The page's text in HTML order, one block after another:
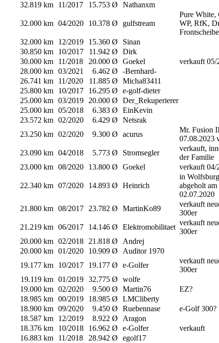
32.819 km
11/2017 15.753 Ø Nathanxm
32.000 km 04/2020 10.378 Ø gulfstream
Pure White,
WP, RfK,
Frontscheibe
32.000 km
12/2019 15.360 Ø
Sinan
30.850 km
10/2017 11.942 Ø
Dirk
30.000 km
11/2018 20.000 Ø Goekel
verkauft 05/
28.000 km 03/2021 6.462 Ø
-Bernhard-
26.741 km
11/2020 11.885 Ø
Micha83411
25.800 km
10/2017 16.295 Ø
e-golf-dieter
25.000 km 03/2019 20.000 Ø
Der_Rekuperierer
25.000 km 05/2018 6.383 Ø
EinKevin
23.572 km 02/2020 6.429 Ø
Netsrak
23.250 km 02/2020 9.300 Ø acurus
Mr. Fusion
07.08.2023
23.090 km 04/2018 5.773 Ø Stromsegler
verkauft,
der Familie
23.000 km 08/2020 13.800 Ø Goekel verkauft 04/
22.340 km 07/2020 14.893 Ø Heinrich
in Wolfsburg
abgeholt am
02.07.2020
21.800 km 08/2017 23.782 Ø MartinKo89
verkauft
300er
21.219 km 06/2017 14.146 Ø Elektromobilitaet
verkauft
300er
20.000 km 02/2018 21.818 Ø
Andrej
20.000 km 01/2020 10.909 Ø
Auditor 1970
19.177 km
10/2017 19.177 Ø e-Golfer
verkauft
300er
19.119 km 01/2019 32.775 Ø
wolfe
19.000 km 02/2020 9.500 Ø Martin76
EZ?
18.985 km 00/2019 18.985 Ø
LMCliberty
18.900 km 09/2020 9.450 Ø Ruebennase
e-Golf 300?
18.587 km
12/2019 8.922 Ø
Aragon
18.376 km
10/2018 16.962 Ø e-Golfer
verkauft
16.883 km
11/2018 28.942 Ø
egolf17